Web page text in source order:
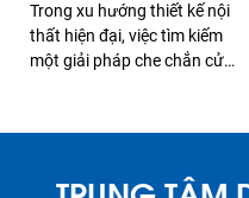
PHÁP HOÀN HẢO
CHO KHÔNG GIAN
Trong xu hướng thiết kế nội
thất hiện đại, việc tìm kiếm
một giải pháp che chắn cửa
tâm hàng đầu. Và trong số
dòng sản phẩm Màn cầu